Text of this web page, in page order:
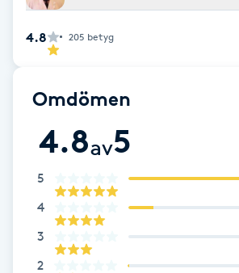
Blowout
Brynfärgning
Brynplockning
Bröllopsuppsättning
4.8 205 betyg
Omdömen
4.8av5
5
4
3
2